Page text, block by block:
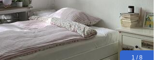
1 / 8